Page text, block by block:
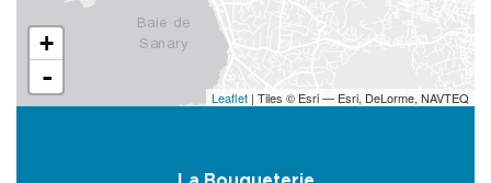
+
-
Leaflet | Tiles © Esri — Esri, DeLorme, NAVTEQ